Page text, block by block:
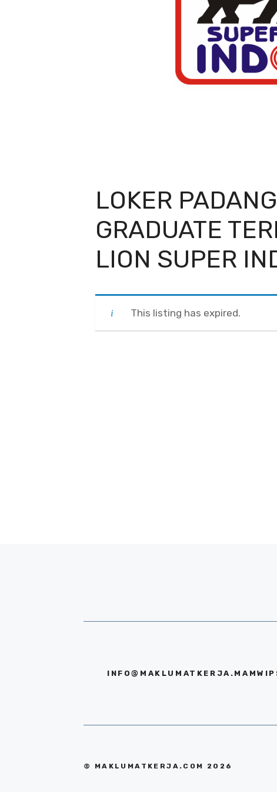
LOKER
GRADUATE
LION SUPER
This listing has expired.
© MAKLUMATKERJA.COM 2026